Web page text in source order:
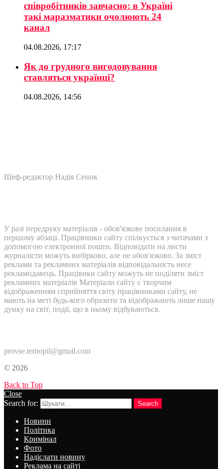
співробітників завчасно: в Україні
такі маразматики очолюють 24
канал
04.08.2026, 17:17
Як до грудного вигодовування
ставляться українці?
04.08.2026, 14:56
Шеф-редактор Надія Сеник
У разі передруку матеріалів - обов'язкове посилання в
першому абзаці. Працівники сайту спілкується з читачами з
допомогою електронної пошти. Відповідати на листи
журналісти можуть вибірково, але не обов'язково. За зміст
реклами та рекламних матеріалів відповідальність несе
рекламодавець. Працівнки сайту можуть не поділяти зміст
рекламних матеріалів Матеріали сайту є творчим
відображенням сприйняття світу працівниками сайту, не
мають на меті будь-кого образити та відображають лише нашу
дуику на світ, події, що в ньому відбуваються.
provse.ternopil@gmail.com
© 2026
Back to Top
Close
Search for:
Search
Новини
Політика
Кримінал
Фото
Надіслати новину
Реклама на сайті